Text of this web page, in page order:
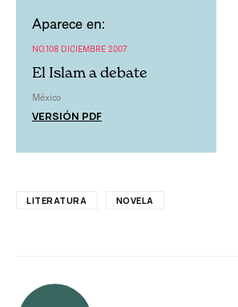
Aparece en:
NO.108 DICIEMBRE 2007
El Islam a debate
México
VERSIÓN PDF
LITERATURA NOVELA